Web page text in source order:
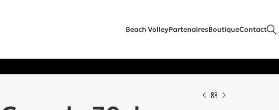
Beach VolleyPartenairesBoutiqueContact